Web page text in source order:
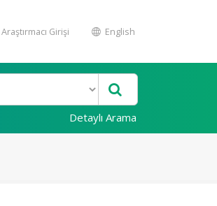
Araştırmacı Girişi English
Detaylı Arama